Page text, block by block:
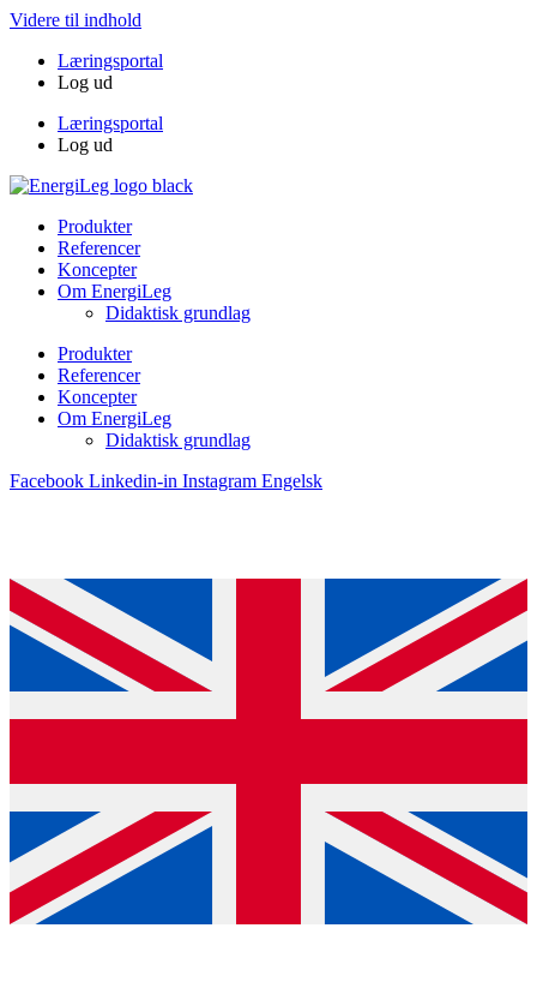
Videre til indhold
Læringsportal
Log ud
Læringsportal
Log ud
Produkter
Referencer
Koncepter
Om EnergiLeg
Didaktisk grundlag
Produkter
Referencer
Koncepter
Om EnergiLeg
Didaktisk grundlag
Facebook Linkedin-in Instagram Engelsk